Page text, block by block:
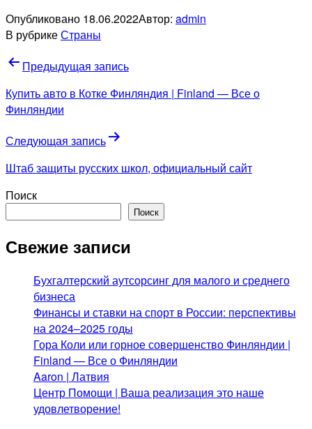
Опубликовано 18.06.2022Автор: admin
В рубрикеСтраны
Навигация
по
записям
Предыдущая запись
Купить авто в Котке Финляндия | Finland — Все о
Финляндии
Следующая запись
Штаб защиты русских школ, официальный сайт
Поиск
Поиск
Свежие записи
Бухгалтерский аутсорсинг для малого и среднего
бизнеса
Финансы и ставки на спорт в России: перспективы
на 2024–2025 годы
Гора Коли или горное совершенство Финляндии |
Finland — Все о Финляндии
Aaron | Латвия
Центр Помощи | Ваша реализация это наше
удовлетворение!